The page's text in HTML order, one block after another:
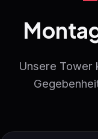
Unsere Tower